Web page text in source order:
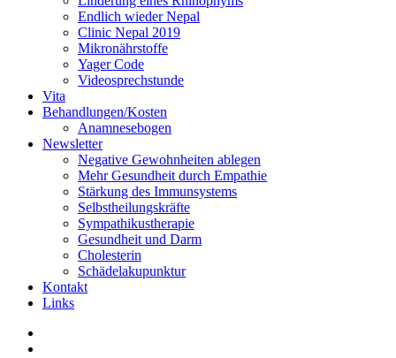
Endlich wieder Nepal
Clinic Nepal 2019
Mikronährstoffe
Yager Code
Videosprechstunde
Vita
Behandlungen/Kosten
Anamnesebogen
Newsletter
Negative Gewohnheiten ablegen
Mehr Gesundheit durch Empathie
Stärkung des Immunsystems
Selbstheilungskräfte
Sympathikustherapie
Gesundheit und Darm
Cholesterin
Schädelakupunktur
Kontakt
Links